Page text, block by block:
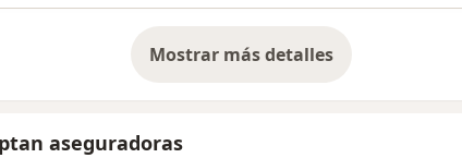
Mostrar más detalles
sobre la dirección
aseguradoras